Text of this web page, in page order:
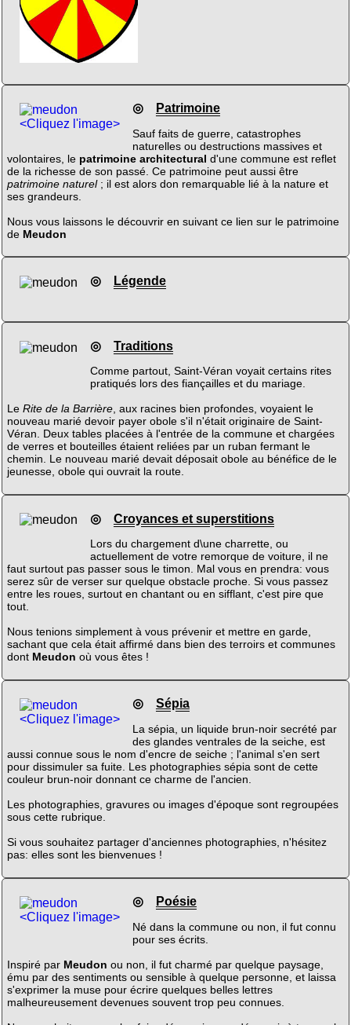
<Cliquez l'image>
◎ Patrimoine
Sauf faits de guerre, catastrophes
naturelles ou destructions massives et
volontaires, le patrimoine architectural d'une commune est reflet
de la richesse de son passé. Ce patrimoine peut aussi être
patrimoine naturel; il est alors don remarquable lié à la nature et
ses grandeurs.
Nous vous laissons le découvrir en suivant ce lien sur le patrimoine
de Meudon
◎ Légende
◎ Traditions
Comme partout, Saint-Véran voyait certains rites
pratiqués lors des fiançailles et du mariage.
Le Rite de la Barrière, aux racines bien profondes, voyaient le
nouveau marié devoir payer obole s'il n'était originaire de Saint-
Véran. Deux tables placées à l'entrée de la commune et chargées
de verres et bouteilles étaient reliées par un ruban fermant le
chemin. Le nouveau marié devait déposait obole au bénéfice de le
jeunesse, obole qui ouvrait la route.
◎ Croyances et superstitions
Lors du chargement d\une charrette, ou
actuellement de votre remorque de voiture, il ne
faut surtout pas passer sous le timon. Mal vous en prendra: vous
serez sûr de verser sur quelque obstacle proche. Si vous passez
entre les roues, surtout en chantant ou en sifflant, c'est pire que
tout.
Nous tenions simplement à vous prévenir et mettre en garde,
sachant que cela était affirmé dans bien des terroirs et communes
dont Meudon où vous êtes !
<Cliquez l'image>
◎ Sépia
La sépia, un liquide brun-noir secrété par
des glandes ventrales de la seiche, est
aussi connue sous le nom d'encre de seiche ; l'animal s'en sert
pour dissimuler sa fuite. Les photographies sépia sont de cette
couleur brun-noir donnant ce charme de l'ancien.
Les photographies, gravures ou images d'époque sont regroupées
sous cette rubrique.
Si vous souhaitez partager d'anciennes photographies, n'hésitez
pas: elles sont les bienvenues !
<Cliquez l'image>
◎ Poésie
Né dans la commune ou non, il fut connu
pour ses écrits.
Inspiré par Meudon ou non, il fut charmé par quelque paysage,
ému par des sentiments ou sensible à quelque personne, et laissa
s'exprimer la muse pour écrire quelques belles lettres
malheureusement devenues souvent trop peu connues.